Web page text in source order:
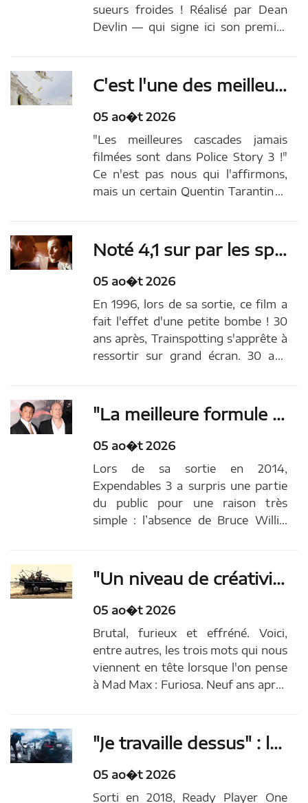
sueurs froides ! Réalisé par Dean
Devlin — qui signe ici son premier
Justiciers (2008) et Flynn Carson et
les nouveaux aventuriers (2014) —
ce film...
C'est l'une des meilleures cascades du cinéma : depuis 34 ans, elle donne le vertige à des millions de fans
05 ao�t 2026
"Les meilleures cascades jamais
filmées sont dans Police Story 3 !"
Ce n'est pas nous qui l'affirmons,
mais un certain Quentin Tarantino !
explosif réalisé par Stanley Tong en
1992. Et il a bien raison !...
Noté 4,1 sur par les spectateurs, ce film culte va ressortir au cinéma en France pour ses 30 ans !
05 ao�t 2026
En 1996, lors de sa sortie, ce film a
fait l'effet d'une petite bombe ! 30
ans après, Trainspotting s'apprête à
ressortir sur grand écran. 30 ans
bande emmenée par Mark Renton
(Ewan McGregor) dans un
Édimbourg...
"La meilleure formule pour l’échec d’une carrière" : pourquoi Stallone a-t-il viré Bruce Willis d'Expendables 3 ?
05 ao�t 2026
Lors de sa sortie en 2014,
Expendables 3 a surpris une partie
du public pour une raison très
simple : l’absence de Bruce Willis,
franchise mise justement sur la
réunion de figures emblématiques
du cinéma d’action.À...
"Un niveau de créativité incroyable" : noté 4 sur 5, c'est le meilleur film d'action de l'année 2024 et il est issu d'une saga culte depuis 47 ans !
05 ao�t 2026
Brutal, furieux et effréné. Voici,
entre autres, les trois mots qui nous
viennent en tête lorsque l'on pense
à Mad Max : Furiosa. Neuf ans après
dans le désert avec l'odyssée
vengeresse de la jeune guerrière :
Furiosa...
"Je travaille dessus" : la suite de ce célèbre film de science-fiction signé Steven Spielberg se précise
05 ao�t 2026
Sorti en 2018, Ready Player One